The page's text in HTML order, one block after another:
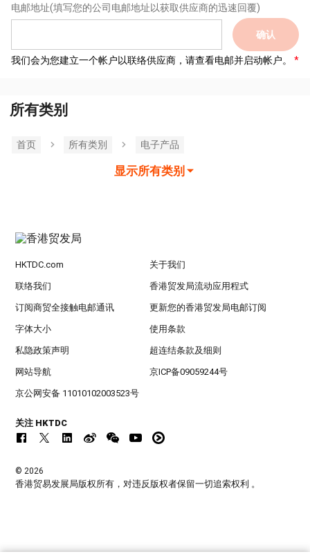
电邮地址(填写您的公司电邮地址以获取供应商的迅速回覆)
确认
我们会为您建立一个帐户以联络供应商，请查看电邮并启动帐户。
所有类别
首页 所有类別 电子产品
显示所有类别
HKTDC.com 关于我们
联络我们 香港贸发局流动应用程式
订阅商贸全接触电邮通讯 更新您的香港贸发局电邮订阅
字体大小 使用条款
私隐政策声明 超连结条款及细则
网站导航 京ICP备09059244号
京公网安备 11010102003523号
关注 HKTDC
© 2026
香港贸易发展局版权所有，对违反版权者保留一切追索权利 。